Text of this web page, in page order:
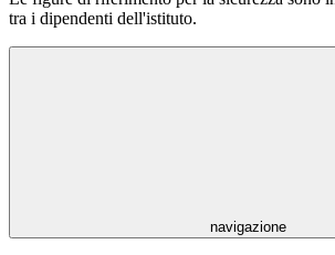
tra i dipendenti dell'istituto.
navigazione